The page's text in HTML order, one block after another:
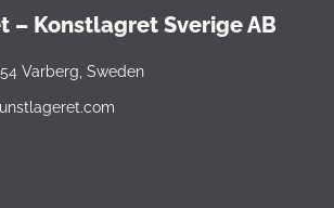
– Konstlagret Sverige AB
Varberg, Sweden